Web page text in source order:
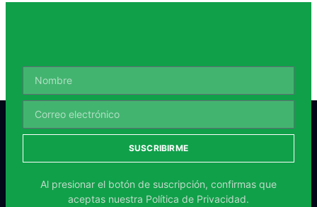
SUSCRIBIRME
Al presionar el botón de suscripción, confirmas que
aceptas nuestra Política de Privacidad.